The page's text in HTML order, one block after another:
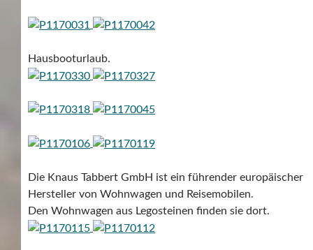
Hausbooturlaub.
Die Knaus Tabbert GmbH ist ein führender europäischer
Hersteller von Wohnwagen und Reisemobilen.
Den Wohnwagen aus Legosteinen finden sie dort.